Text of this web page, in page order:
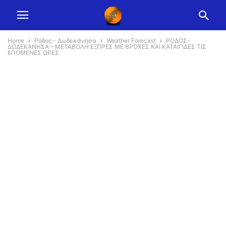
Home Ρόδος - Δωδεκάνησα Weather Forecast
ΡΟΔΟΣ-
ΔΩΔΕΚΑΝΗΣΑ – ΜΕΤΑΒΟΛΗ ΕΞΠΡΕΣ ΜΕ ΒΡΟΧΕΣ ΚΑΙ ΚΑΤΑΙΓΙΔΕΣ ΤΙΣ
ΕΠΟΜΕΝΕΣ ΩΡΕΣ